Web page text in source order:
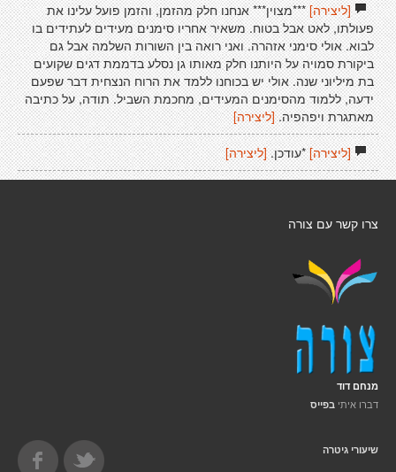
[ליצירה]***מצוין*** אנחנו חלק מהזמן, והזמן פועל עלינו את
פעולתו, לאט אבל בטוח. משאיר אחריו סימנים מעידים לעתידים בו
לבוא. אולי סימני אזהרה. ואני רואה בין השורות השלמה אבל גם
ביקורת סמויה על היותנו חלק מאותו גן נסלע בדממת דגים שקועים
בת מיליוני שנה. אולי יש בכוחנו ללמד את הרוח הנצחית דבר שפעם
ידעה, ללמוד מהסימנים המעידים, מחכמת השביל. תודה, על כתיבה
מאתגרת ויפהפיה.[ליצירה]
[ליצירה]*עודכן. [ליצירה]
צרו קשר עם צורה
מנחם דוד
דברו איתי בפייס
שיעורי גיטרה